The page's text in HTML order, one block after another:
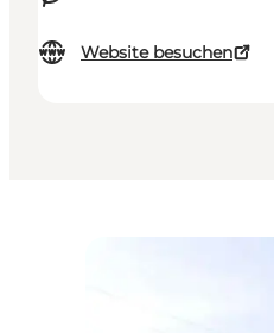
Website besuchen